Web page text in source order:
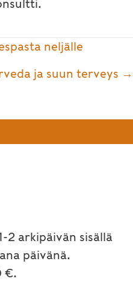
neljälle
ja suun terveys →
2 arkipäivän sisällä
päivänä.
€.